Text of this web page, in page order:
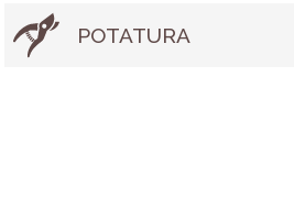
POTATURA